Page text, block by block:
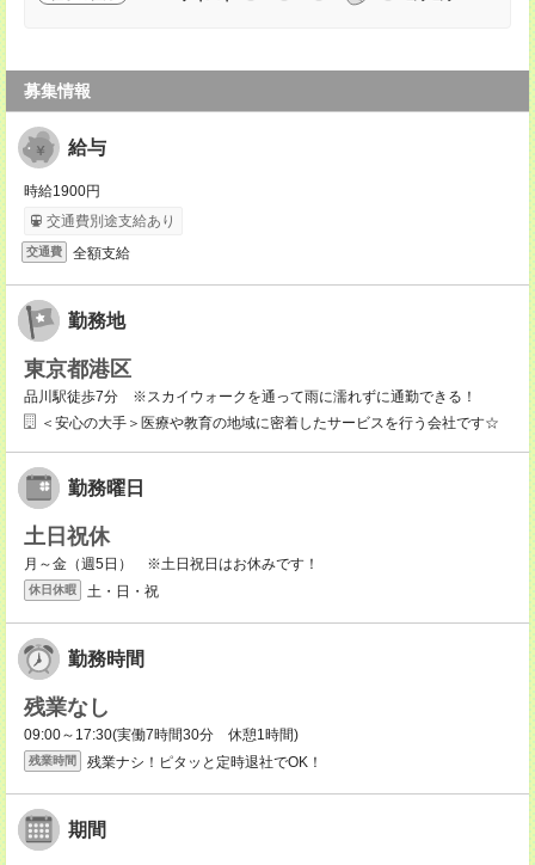
募集情報
給与
時給1900円
交通費別途支給あり
交通費 全額支給
勤務地
東京都港区
品川駅徒歩7分 ※スカイウォークを通って雨に濡れずに通勤できる！
＜安心の大手＞医療や教育の地域に密着したサービスを行う会社です☆
勤務曜日
土日祝休
月～金（週5日） ※土日祝日はお休みです！
休日休暇 土・日・祝
勤務時間
残業なし
09:00～17:30(実働7時間30分 休憩1時間)
残業時間 残業ナシ！ピタッと定時退社でOK！
期間